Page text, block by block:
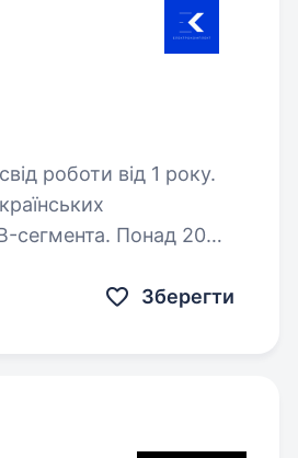
роботи від 1 року.
сегмента. Понад 20
Зберегти